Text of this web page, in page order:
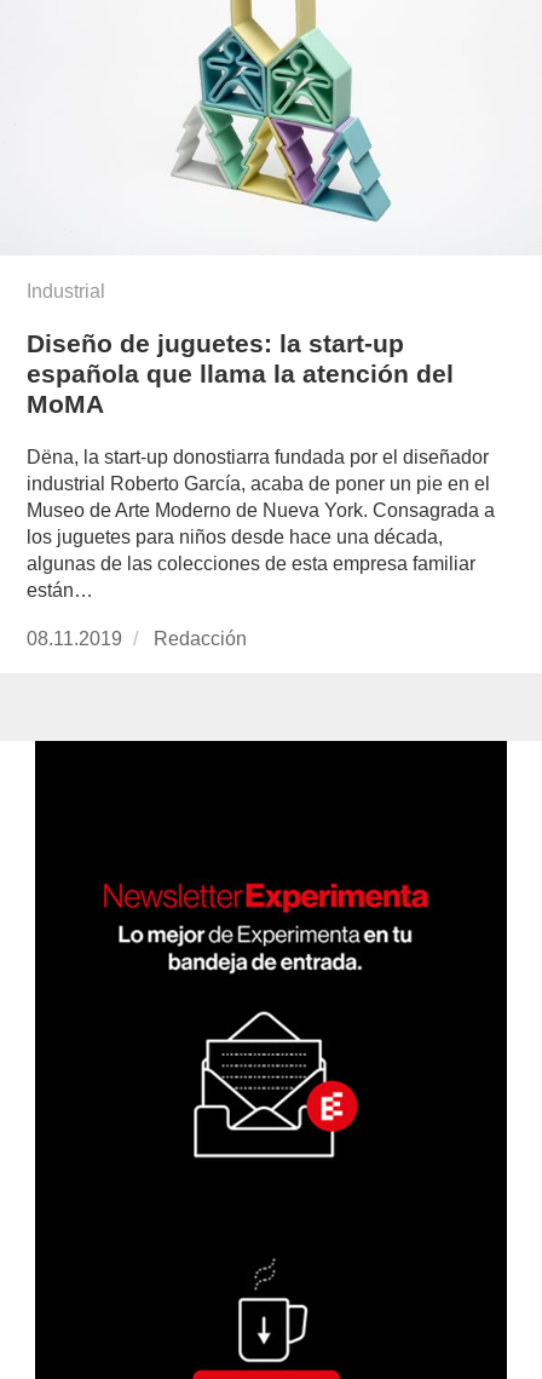
Industrial
Diseño de juguetes: la start-up
española que llama la atención del
MoMA
Dëna, la start-up donostiarra fundada por el diseñador
industrial Roberto García, acaba de poner un pie en el
Museo de Arte Moderno de Nueva York. Consagrada a
los juguetes para niños desde hace una década,
algunas de las colecciones de esta empresa familiar
están…
Publicado
08.11.2019 https://www.experimenta.es/author/redaccion/
Redacción